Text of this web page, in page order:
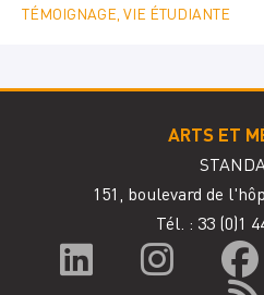
TÉMOIGNAGE, VIE ÉTUDIANTE
ARTS ET
151, boulevard de
Tél. : 33 (0)1